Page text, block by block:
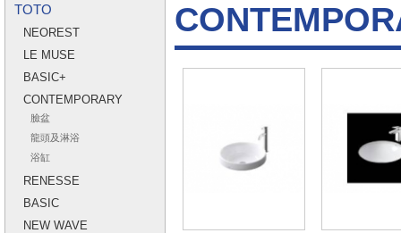
TOTO
NEOREST
LE MUSE
BASIC+
CONTEMPORARY
臉盆
龍頭及淋浴
浴缸
RENESSE
BASIC
NEW WAVE